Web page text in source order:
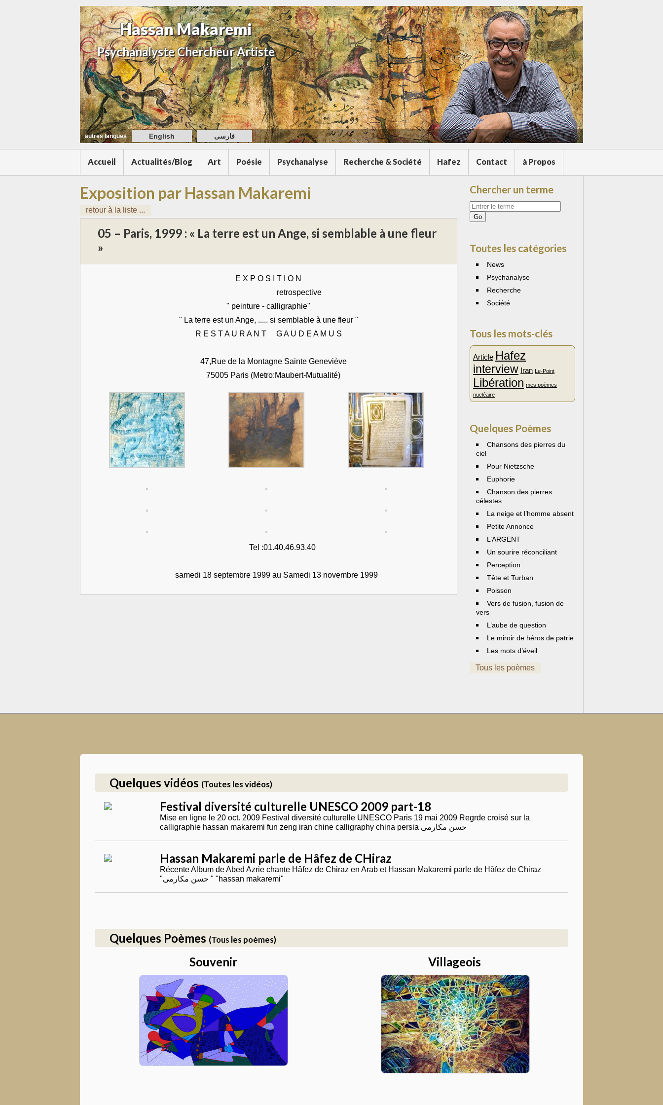
Hassan Makaremi
Psychanalyste Chercheur Artiste
autres langues English فارسی
Accueil Actualités/Blog Art Poésie Psychanalyse Recherche & Société Hafez Contact à Propos
Exposition par Hassan Makaremi
retour à la liste ...
05 – Paris, 1999 : « La terre est un Ange, si semblable à une fleur
»
E X P O S I T I O N
retrospective
" peinture - calligraphie"
" La terre est un Ange, ..... si semblable à une fleur "
R E S T A U R A N T G A U D E A M U S
47,Rue de la Montagne Sainte Geneviève
75005 Paris (Metro:Maubert-Mutualité)
Tel :01.40.46.93.40
samedi 18 septembre 1999 au Samedi 13 novembre 1999
Chercher un terme
Votre
recherche
Toutes les catégories
News
Psychanalyse
Recherche
Société
Tous les mots-clés
Article Hafez
interview Iran Le-Point
Libération mes poèmes
nucléaire
Quelques Poèmes
Chansons des pierres du
ciel
Pour Nietzsche
Euphorie
Chanson des pierres
célestes
La neige et l’homme absent
Petite Annonce
L’ARGENT
Un sourire réconciliant
Perception
Tête et Turban
Poisson
Vers de fusion, fusion de
vers
L’aube de question
Le miroir de héros de patrie
Les mots d’éveil
Tous les poèmes
Quelques vidéos (Toutes les vidéos)
Festival diversité culturelle UNESCO 2009 part-18
Mise en ligne le 20 oct. 2009 Festival diversité culturelle UNESCO Paris 19 mai 2009 Regrde croisé sur la
calligraphie hassan makaremi fun zeng iran chine calligraphy china persia حسن مکارمی
Hassan Makaremi parle de Hâfez de CHiraz
Récente Album de Abed Azrie chante Hâfez de Chiraz en Arab et Hassan Makaremi parle de Hâfez de Chiraz
"حسن مکارمی " "hassan makaremi"
Quelques Poèmes (Tous les poèmes)
Souvenir Villageois